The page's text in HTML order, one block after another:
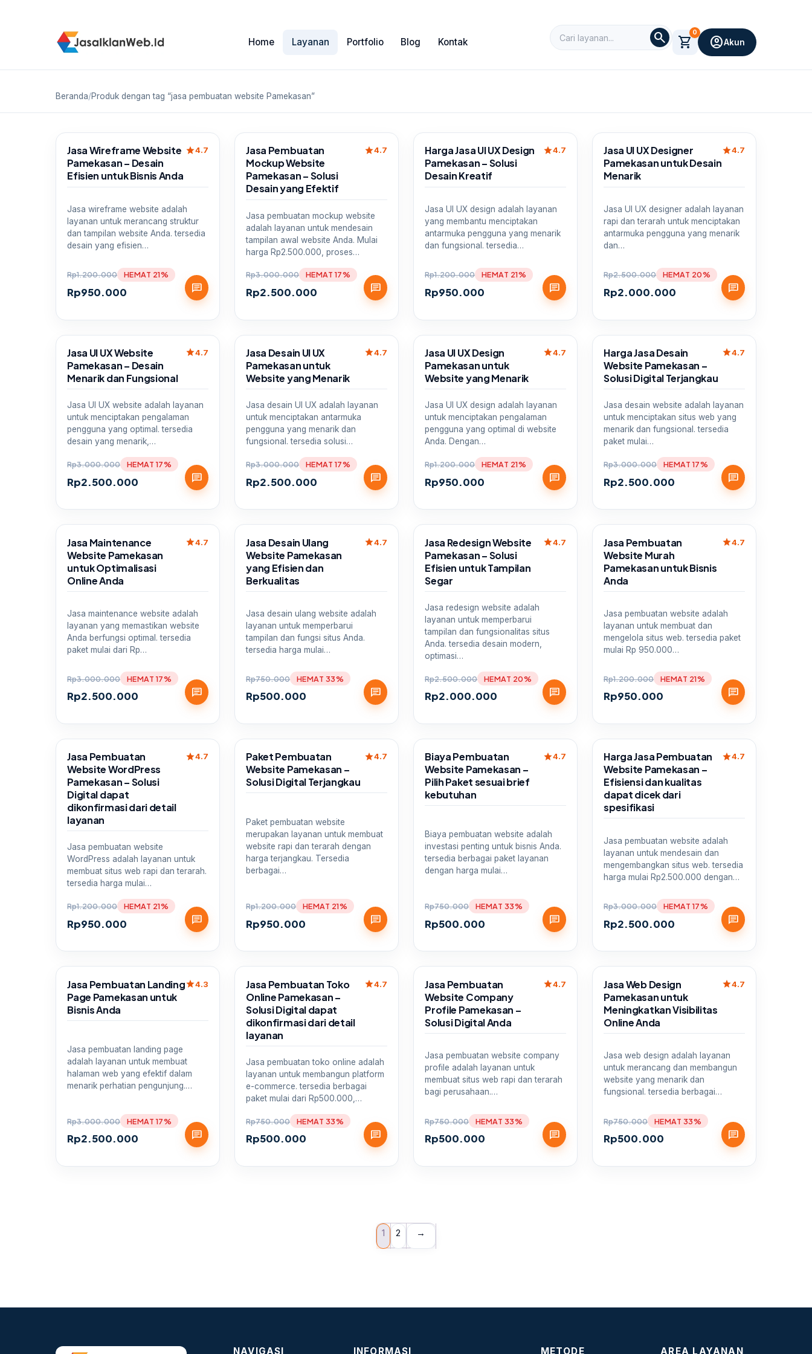
Home Layanan Portfolio Blog Kontak search shopping_cart
0
account_circleAkun
Beranda/Produk dengan tag “jasa pembuatan website Pamekasan”
Sale
Jasa Wireframe Website
Pamekasan – Desain
Efisien untuk Bisnis Anda
star4.7
Jasa wireframe website adalah
layanan untuk merancang struktur
dan tampilan website Anda. tersedia
desain yang efisien…
Rp1.200.000
Rp950.000
HEMAT 21%
chat
Sale
Jasa Pembuatan
Mockup Website
Pamekasan – Solusi
Desain yang Efektif
star4.7
Jasa pembuatan mockup website
adalah layanan untuk mendesain
tampilan awal website Anda. Mulai
harga Rp2.500.000, proses…
Rp3.000.000
Rp2.500.000
HEMAT 17%
chat
Sale
Harga Jasa UI UX Design
Pamekasan – Solusi
Desain Kreatif
star4.7
Jasa UI UX design adalah layanan
yang membantu menciptakan
antarmuka pengguna yang menarik
dan fungsional. tersedia…
Rp1.200.000
Rp950.000
HEMAT 21%
chat
Sale
Jasa UI UX Designer
Pamekasan untuk Desain
Menarik
star4.7
Jasa UI UX designer adalah layanan
rapi dan terarah untuk menciptakan
antarmuka pengguna yang menarik
dan…
Rp2.500.000
Rp2.000.000
HEMAT 20%
chat
Sale
Jasa UI UX Website
Pamekasan – Desain
Menarik dan Fungsional
star4.7
Jasa UI UX website adalah layanan
untuk menciptakan pengalaman
pengguna yang optimal. tersedia
desain yang menarik,…
Rp3.000.000
Rp2.500.000
HEMAT 17%
chat
Sale
Jasa Desain UI UX
Pamekasan untuk
Website yang Menarik
star4.7
Jasa desain UI UX adalah layanan
untuk menciptakan antarmuka
pengguna yang menarik dan
fungsional. tersedia solusi…
Rp3.000.000
Rp2.500.000
HEMAT 17%
chat
Sale
Jasa UI UX Design
Pamekasan untuk
Website yang Menarik
star4.7
Jasa UI UX design adalah layanan
untuk menciptakan pengalaman
pengguna yang optimal di website
Anda. Dengan…
Rp1.200.000
Rp950.000
HEMAT 21%
chat
Sale
Harga Jasa Desain
Website Pamekasan –
Solusi Digital Terjangkau
star4.7
Jasa desain website adalah layanan
untuk menciptakan situs web yang
menarik dan fungsional. tersedia
paket mulai…
Rp3.000.000
Rp2.500.000
HEMAT 17%
chat
Sale
Jasa Maintenance
Website Pamekasan
untuk Optimalisasi
Online Anda
star4.7
Jasa maintenance website adalah
layanan yang memastikan website
Anda berfungsi optimal. tersedia
paket mulai dari Rp…
Rp3.000.000
Rp2.500.000
HEMAT 17%
chat
Sale
Jasa Desain Ulang
Website Pamekasan
yang Efisien dan
Berkualitas
star4.7
Jasa desain ulang website adalah
layanan untuk memperbarui
tampilan dan fungsi situs Anda.
tersedia harga mulai…
Rp750.000
Rp500.000
HEMAT 33%
chat
Sale
Jasa Redesign Website
Pamekasan – Solusi
Efisien untuk Tampilan
Segar
star4.7
Jasa redesign website adalah
layanan untuk memperbarui
tampilan dan fungsionalitas situs
Anda. tersedia desain modern,
optimasi…
Rp2.500.000
Rp2.000.000
HEMAT 20%
chat
Sale
Jasa Pembuatan
Website Murah
Pamekasan untuk Bisnis
Anda
star4.7
Jasa pembuatan website adalah
layanan untuk membuat dan
mengelola situs web. tersedia paket
mulai Rp 950.000…
Rp1.200.000
Rp950.000
HEMAT 21%
chat
Sale
Jasa Pembuatan
Website WordPress
Pamekasan – Solusi
Digital dapat
dikonfirmasi dari detail
layanan
star4.7
Jasa pembuatan website
WordPress adalah layanan untuk
membuat situs web rapi dan terarah.
tersedia harga mulai…
Rp1.200.000
Rp950.000
HEMAT 21%
chat
Sale
Paket Pembuatan
Website Pamekasan –
Solusi Digital Terjangkau
star4.7
Paket pembuatan website
merupakan layanan untuk membuat
website rapi dan terarah dengan
harga terjangkau. Tersedia
berbagai…
Rp1.200.000
Rp950.000
HEMAT 21%
chat
Sale
Biaya Pembuatan
Website Pamekasan –
Pilih Paket sesuai brief
kebutuhan
star4.7
Biaya pembuatan website adalah
investasi penting untuk bisnis Anda.
tersedia berbagai paket layanan
dengan harga mulai…
Rp750.000
Rp500.000
HEMAT 33%
chat
Sale
Harga Jasa Pembuatan
Website Pamekasan –
Efisiensi dan kualitas
dapat dicek dari
spesifikasi
star4.7
Jasa pembuatan website adalah
layanan untuk mendesain dan
mengembangkan situs web. tersedia
harga mulai Rp2.500.000 dengan…
Rp3.000.000
Rp2.500.000
HEMAT 17%
chat
Sale
Jasa Pembuatan Landing
Page Pamekasan untuk
Bisnis Anda
star4.3
Jasa pembuatan landing page
adalah layanan untuk membuat
halaman web yang efektif dalam
menarik perhatian pengunjung.…
Rp3.000.000
Rp2.500.000
HEMAT 17%
chat
Sale
Jasa Pembuatan Toko
Online Pamekasan –
Solusi Digital dapat
dikonfirmasi dari detail
layanan
star4.7
Jasa pembuatan toko online adalah
layanan untuk membangun platform
e-commerce. tersedia berbagai
paket mulai dari Rp500.000,…
Rp750.000
Rp500.000
HEMAT 33%
chat
Sale
Jasa Pembuatan
Website Company
Profile Pamekasan –
Solusi Digital Anda
star4.7
Jasa pembuatan website company
profile adalah layanan untuk
membuat situs web rapi dan terarah
bagi perusahaan.…
Rp750.000
Rp500.000
HEMAT 33%
chat
Sale
Jasa Web Design
Pamekasan untuk
Meningkatkan Visibilitas
Online Anda
star4.7
Jasa web design adalah layanan
untuk merancang dan membangun
website yang menarik dan
fungsional. tersedia berbagai…
Rp750.000
Rp500.000
HEMAT 33%
chat
1 2 →
NAVIGASI INFORMASI METODE AREA LAYANAN